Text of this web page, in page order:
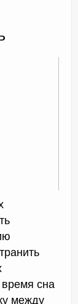
время сна
между